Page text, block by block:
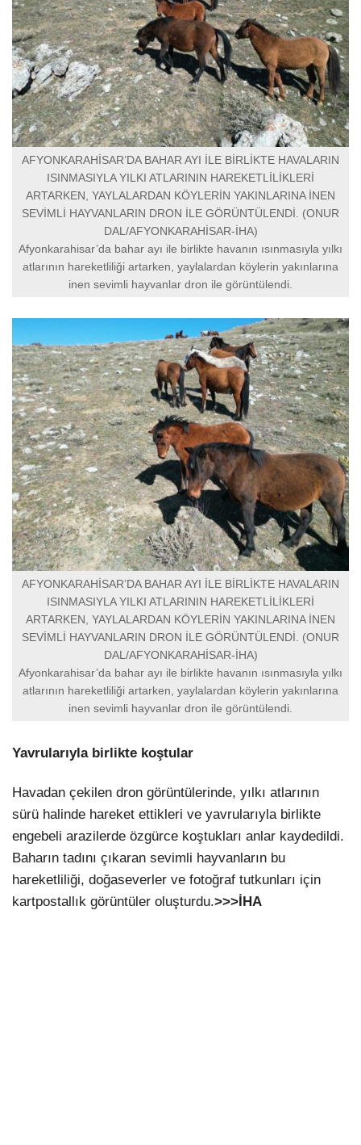
AFYONKARAHİSAR’DA BAHAR AYI İLE BİRLİKTE HAVALARIN
ISINMASIYLA YILKI ATLARININ HAREKETLİLİKLERİ
ARTARKEN, YAYLALARDAN KÖYLERİN YAKINLARINA İNEN
SEVİMLİ HAYVANLARIN DRON İLE GÖRÜNTÜLENDİ. (ONUR
DAL/AFYONKARAHİSAR-İHA)
Afyonkarahisar’da bahar ayı ile birlikte havanın ısınmasıyla yılkı
atlarının hareketliliği artarken, yaylalardan köylerin yakınlarına
inen sevimli hayvanlar dron ile görüntülendi.
AFYONKARAHİSAR’DA BAHAR AYI İLE BİRLİKTE HAVALARIN
ISINMASIYLA YILKI ATLARININ HAREKETLİLİKLERİ
ARTARKEN, YAYLALARDAN KÖYLERİN YAKINLARINA İNEN
SEVİMLİ HAYVANLARIN DRON İLE GÖRÜNTÜLENDİ. (ONUR
DAL/AFYONKARAHİSAR-İHA)
Afyonkarahisar’da bahar ayı ile birlikte havanın ısınmasıyla yılkı
atlarının hareketliliği artarken, yaylalardan köylerin yakınlarına
inen sevimli hayvanlar dron ile görüntülendi.
Yavrularıyla birlikte koştular
Havadan çekilen dron görüntülerinde, yılkı atlarının
sürü halinde hareket ettikleri ve yavrularıyla birlikte
engebeli arazilerde özgürce koştukları anlar kaydedildi.
Baharın tadını çıkaran sevimli hayvanların bu
hareketliliği, doğaseverler ve fotoğraf tutkunları için
kartpostallık görüntüler oluşturdu.>>>İHA